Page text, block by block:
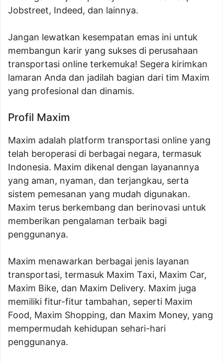
Jobstreet, Indeed, dan lainnya.
Jangan lewatkan kesempatan emas ini untuk
membangun karir yang sukses di perusahaan
transportasi online terkemuka! Segera kirimkan
lamaran Anda dan jadilah bagian dari tim Maxim
yang profesional dan dinamis.
Profil Maxim
Maxim adalah platform transportasi online yang
telah beroperasi di berbagai negara, termasuk
Indonesia. Maxim dikenal dengan layanannya
yang aman, nyaman, dan terjangkau, serta
sistem pemesanan yang mudah digunakan.
Maxim terus berkembang dan berinovasi untuk
memberikan pengalaman terbaik bagi
penggunanya.
Maxim menawarkan berbagai jenis layanan
transportasi, termasuk Maxim Taxi, Maxim Car,
Maxim Bike, dan Maxim Delivery. Maxim juga
memiliki fitur-fitur tambahan, seperti Maxim
Food, Maxim Shopping, dan Maxim Money, yang
mempermudah kehidupan sehari-hari
penggunanya.